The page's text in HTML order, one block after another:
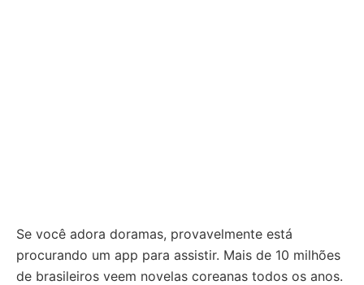
Se você adora doramas, provavelmente está
procurando um app para assistir. Mais de 10 milhões
de brasileiros veem novelas coreanas todos os anos.